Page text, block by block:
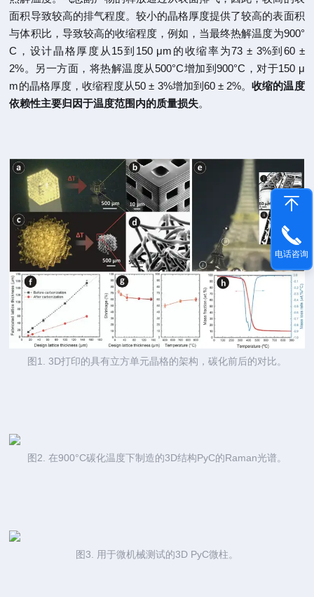
面积导致较高的排气程度。较小的晶格厚度提供了较高的表面积
与体积比，导致较高的收缩程度，例如，当最终热解温度为900°
C，设计晶格厚度从15到150 μm的收缩率为73 ± 3%到60 ±
2%。另一方面，将热解温度从500°C增加到900°C，对于150 μ
m的晶格厚度，收缩程度从50 ± 3%增加到60 ± 2%。收缩的温度
依赖性主要归因于温度范围内的质量损失。
图1. 3D打印的具有立方单元晶格的架构，碳化前后的对比。
图2. 在900°C碳化温度下制造的3D结构PyC的Raman光谱。
图3. 用于微机械测试的3D PyC微柱。
电话咨询